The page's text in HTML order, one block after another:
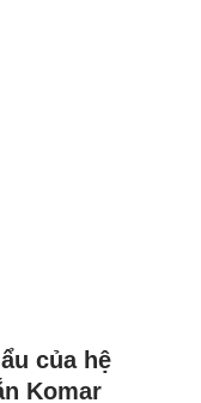
của hệ
Komar